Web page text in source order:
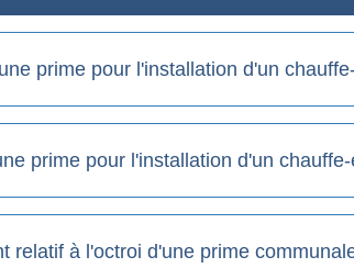
prime pour l'installation d'un
prime pour l'installation d'un
relatif à l'octroi d'une prime